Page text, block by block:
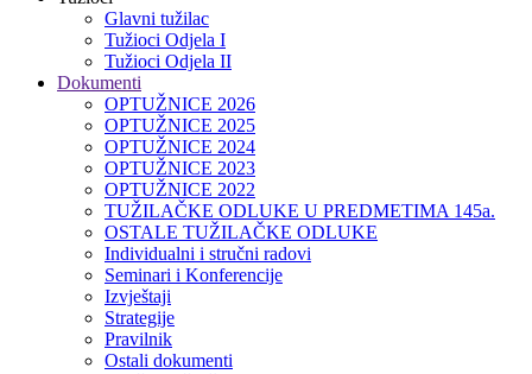
Glavni tužilac
Tužioci Odjela I
Tužioci Odjela II
Dokumenti
OPTUŽNICE 2026
OPTUŽNICE 2025
OPTUŽNICE 2024
OPTUŽNICE 2023
OPTUŽNICE 2022
TUŽILAČKE ODLUKE U PREDMETIMA 145a.
OSTALE TUŽILAČKE ODLUKE
Individualni i stručni radovi
Seminari i Konferencije
Izvještaji
Strategije
Pravilnik
Ostali dokumenti